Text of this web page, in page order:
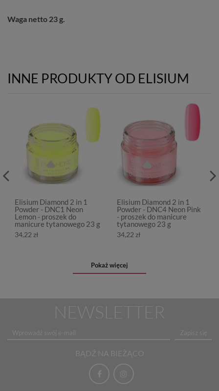
Waga netto 23 g.
INNE PRODUKTY OD ELISIUM
Elisium Diamond 2 in 1
Powder - DNC1 Neon
Lemon - proszek do
manicure tytanowego 23 g
34,22 zł
Elisium Diamond 2 in 1
Powder - DNC4 Neon Pink
- proszek do manicure
tytanowego 23 g
34,22 zł
Pokaż więcej
NEWSLETTER
Zapisz się
BĄDŹ NA BIEŻĄCO